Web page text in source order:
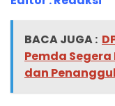
BACA JUGA :
Pemda
dan